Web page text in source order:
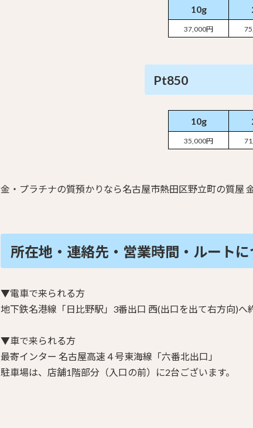
10g
37,000円
Pt850
10g
35,000円
金・プラチナの質預かりなら名古屋市熱田区野立町の質屋
所在地・連絡先・営業時間・ ルートに
▼電車で来られる方
地下鉄名港線「日比野駅」3番出口 西(出口を出て右方向)へ
▼車で来られる方
最寄インター 名古屋高速４号東海線「六番北出口」
駐車場は、店舗1階部分（入口の前）に2台ございます。